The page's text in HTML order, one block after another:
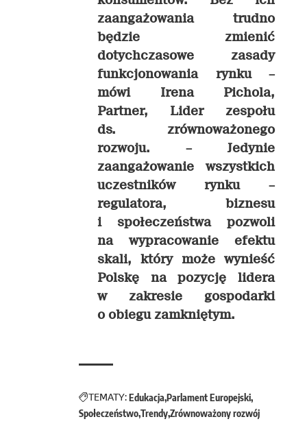
zaangażowania trudno
będzie zmienić
dotychczasowe zasady
funkcjonowania rynku –
mówi Irena Pichola,
Partner, Lider zespołu
ds. zrównoważonego
rozwoju. – Jedynie
zaangażowanie wszystkich
uczestników rynku –
regulatora, biznesu
i społeczeństwa pozwoli
na wypracowanie efektu
skali, który może wynieść
Polskę na pozycję lidera
w zakresie gospodarki
o obiegu zamkniętym.
TEMATY:Edukacja Parlament Europejski
SpołeczeństwoTrendyZrównoważony rozwój